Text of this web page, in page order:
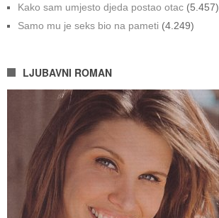
Kako sam umjesto djeda postao otac (5.457)
Samo mu je seks bio na pameti (4.249)
LJUBAVNI ROMAN